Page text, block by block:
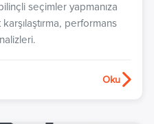
kullanıcı
seçimler yapmanıza
performans
Oku